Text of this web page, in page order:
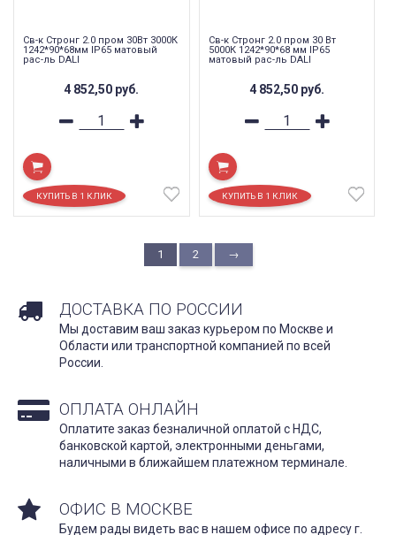
Св-к Стронг 2.0 пром 30Вт 3000К
1242*90*68мм IP65 матовый
рас-ль DALI
4 852,50 руб.
Св-к Стронг 2.0 пром 30 Вт
5000К 1242*90*68 мм IP65
матовый рас-ль DALI
4 852,50 руб.
1 2 →
ДОСТАВКА ПО РОССИИ
Мы доставим ваш заказ курьером по Москве и
Области или транспортной компанией по всей
России.
ОПЛАТА ОНЛАЙН
Оплатите заказ безналичной оплатой с НДС,
банковской картой, электронными деньгами,
наличными в ближайшем платежном терминале.
ОФИС В МОСКВЕ
Будем рады видеть вас в нашем офисе по адресу г.